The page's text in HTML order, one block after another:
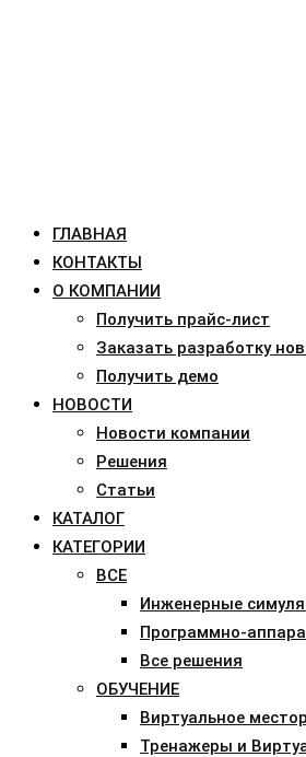
ГЛАВНАЯ
КОНТАКТЫ
О КОМПАНИИ
Получить прайс-лист
Заказать разработку
Получить демо
НОВОСТИ
Новости компании
Решения
Статьи
КАТАЛОГ
КАТЕГОРИИ
ВСЕ
Инженерные
Программно-
Все решения
ОБУЧЕНИЕ
Виртуальное
Тренажеры и